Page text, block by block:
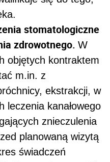
stomatologiczne
zdrowotnego. W
objętych kontraktem
m.in. z
ekstrakcji, w
leczenia kanałowego
znieczulenia
planowaną wizytą
świadczeń